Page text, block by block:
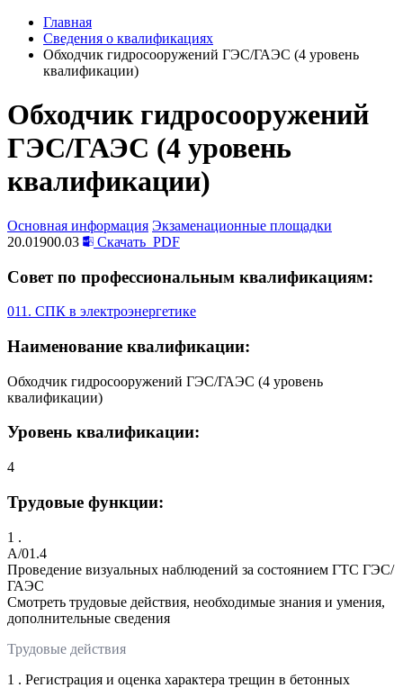
Главная
Сведения о квалификациях
Обходчик гидросооружений ГЭС/ГАЭС (4 уровень
квалификации)
Обходчик гидросооружений
ГЭС/ГАЭС (4 уровень
квалификации)
Основная информация Экзаменационные площадки
20.01900.03
Скачать PDF
Совет по профессиональным квалификациям:
011. СПК в электроэнергетике
Наименование квалификации:
Обходчик гидросооружений ГЭС/ГАЭС (4 уровень
квалификации)
Уровень квалификации:
4
Трудовые функции:
1 .
A/01.4
Проведение визуальных наблюдений за состоянием ГТС ГЭС/
ГАЭС
Смотреть трудовые действия, необходимые знания и умения,
дополнительные сведения
Трудовые действия
1 . Регистрация и оценка характера трещин в бетонных